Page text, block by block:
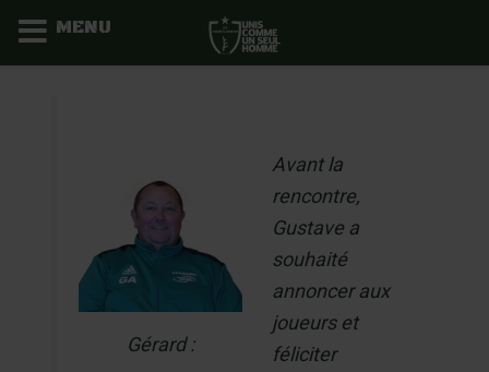
Gérard :
Avant la
rencontre,
Gustave a
souhaité
annoncer aux
joueurs et
féliciter
MENU